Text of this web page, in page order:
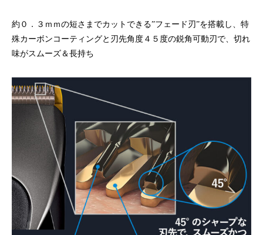
約０．３ｍｍの短さまでカットできる”フェード刃”を搭載し、特
殊カーボンコーティングと刃先角度４５度の鋭角可動刃で、切れ
味がスムーズ＆長持ち